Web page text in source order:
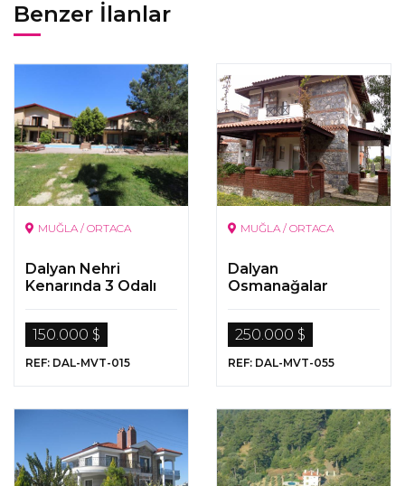
Benzer İlanlar
MUĞLA / ORTACA
Dalyan Nehri
Kenarında 3 Odalı
150.000 $
REF: DAL-MVT-015
MUĞLA / ORTACA
Dalyan
Osmanağalar
Odalı Villa
250.000 $
REF: DAL-MVT-055